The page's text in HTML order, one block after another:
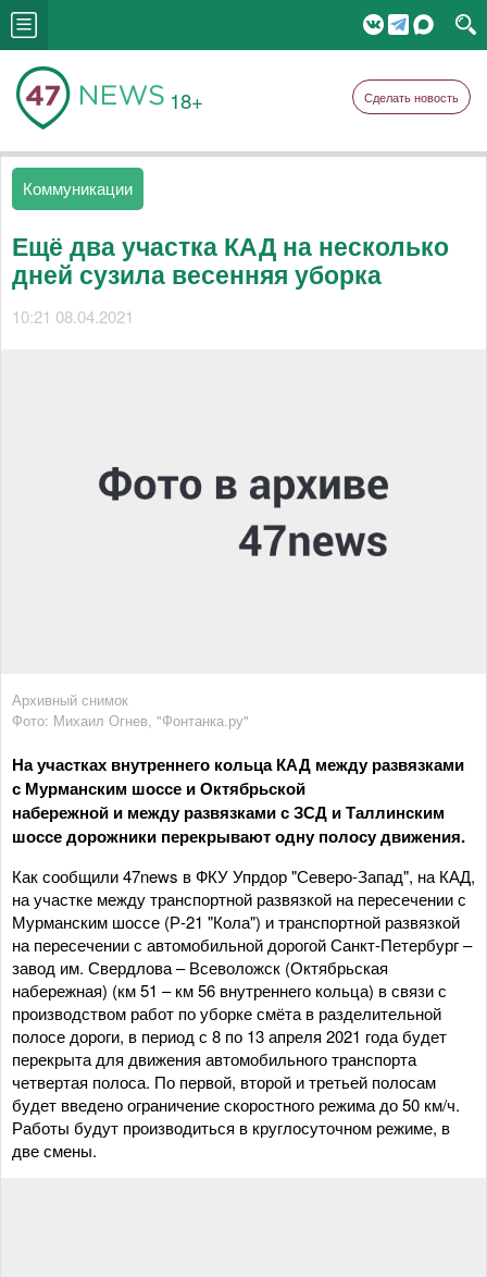
18+ Сделать новость
Коммуникации
Ещё два участка КАД на несколько
дней сузила весенняя уборка
10:21 08.04.2021
Архивный снимок
Фото: Михаил Огнев, "Фонтанка.ру"
На участках внутреннего кольца КАД между развязками
с Мурманским шоссе и Октябрьской
набережной и между развязками с ЗСД и Таллинским
шоссе дорожники перекрывают одну полосу движения.
Как сообщили 47news в ФКУ Упрдор "Северо-Запад", на КАД,
на участке между транспортной развязкой на пересечении с
Мурманским шоссе (Р-21 "Кола") и транспортной развязкой
на пересечении с автомобильной дорогой Санкт-Петербург –
завод им. Свердлова – Всеволожск (Октябрьская
набережная) (км 51 – км 56 внутреннего кольца) в связи с
производством работ по уборке смёта в разделительной
полосе дороги, в период с 8 по 13 апреля 2021 года будет
перекрыта для движения автомобильного транспорта
четвертая полоса. По первой, второй и третьей полосам
будет введено ограничение скоростного режима до 50 км/ч.
Работы будут производиться в круглосуточном режиме, в
две смены.